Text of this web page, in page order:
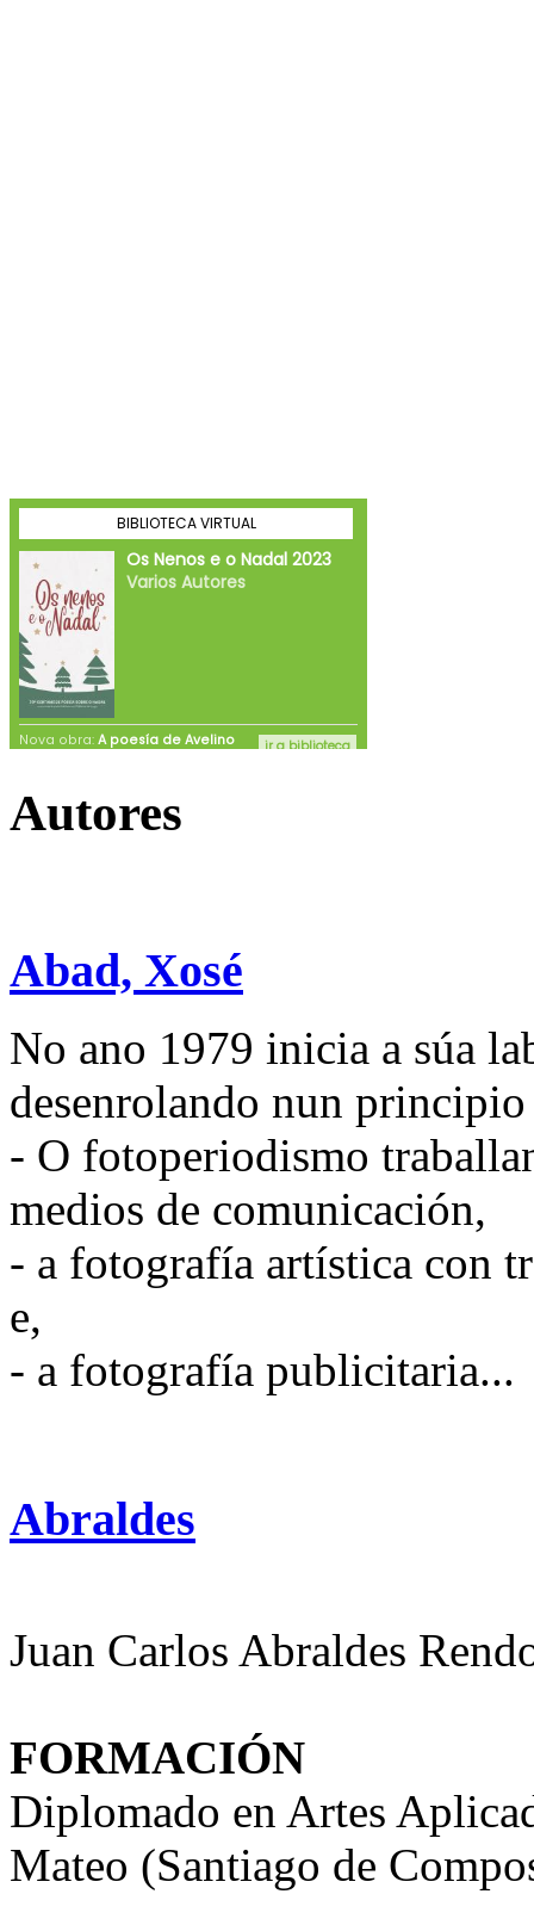
Autores
Abad, Xosé
No ano 1979 inicia a súa
desenrolando nun
- O fotoperiodismo
medios de comunicación,
- a fotografía artística con
e,
- a fotografía publicitaria...
Abraldes
Juan Carlos Abraldes
FORMACIÓN
Diplomado en Artes
Mateo (Santiago de